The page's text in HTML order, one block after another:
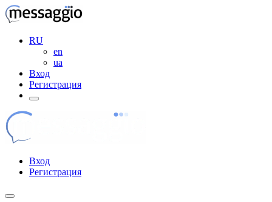
RU
en
ua
Вход
Регистрация
Вход
Регистрация